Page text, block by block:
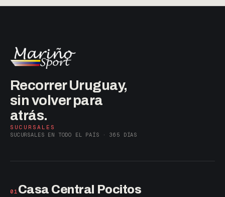
Recorrer Uruguay,
sin volver para
atrás.
SUCURSALES
SUCURSALES EN TODO EL PAÍS · 365 DÍAS
01 Casa Central Pocitos